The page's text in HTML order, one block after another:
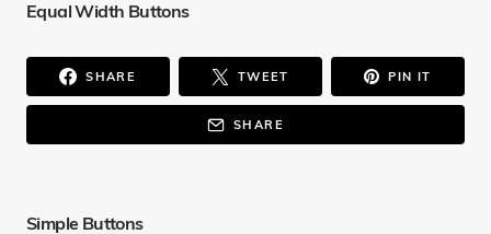
Equal Width Buttons
SHARE TWEET PIN IT
SHARE
Simple Buttons